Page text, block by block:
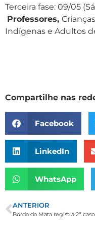
Terceira fase: 09/05
Professores,
Indígenas e Adultos
Compartilhe nas
Facebook
LinkedIn
WhatsApp
ANTERIOR